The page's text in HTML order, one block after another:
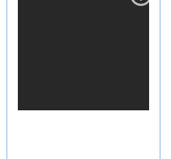
в битмапы для